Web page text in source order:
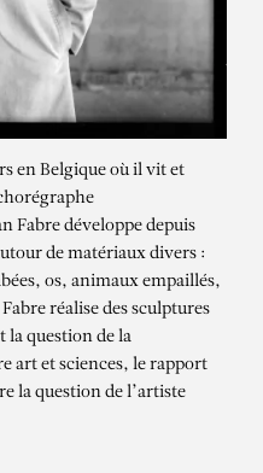
en Belgique où il vit et
Fabre développe depuis
de matériaux divers :
os, animaux empaillés,
réalise des sculptures
la question de la
art et sciences, le rapport
la question de l’artiste